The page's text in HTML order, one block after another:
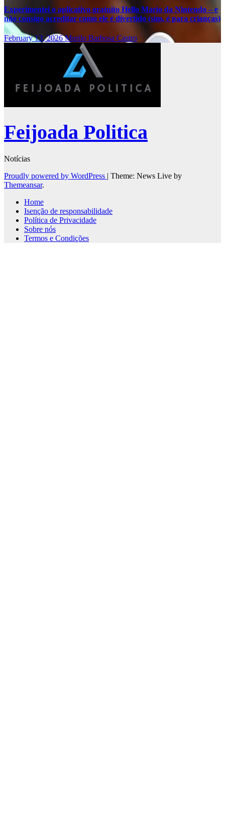
Experimentei o aplicativo gratuito Hello Mario da Nintendo – e
não consigo acreditar como ele é divertido (sim, é para crianças)
February 13, 2026Murilo Barbosa Castro
Feijoada Politica
Notícias
Proudly powered by WordPress | Theme: News Live by
Themeansar.
Home
Isenção de responsabilidade
Política de Privacidade
Sobre nós
Termos e Condições